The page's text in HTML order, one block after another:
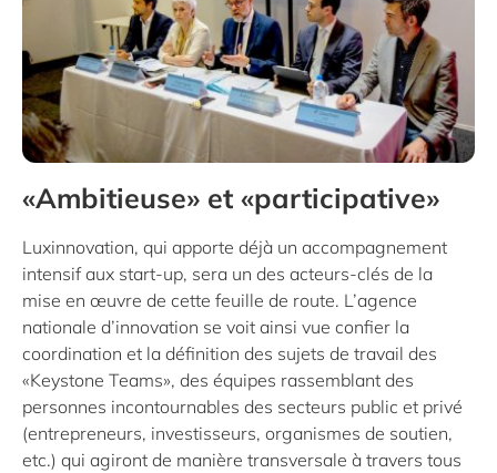
«Ambitieuse» et «participative»
Luxinnovation, qui apporte déjà un accompagnement
intensif aux start-up, sera un des acteurs-clés de la
mise en œuvre de cette feuille de route. L’agence
nationale d’innovation se voit ainsi vue confier la
coordination et la définition des sujets de travail des
«Keystone Teams», des équipes rassemblant des
personnes incontournables des secteurs public et privé
(entrepreneurs, investisseurs, organismes de soutien,
etc.) qui agiront de manière transversale à travers tous